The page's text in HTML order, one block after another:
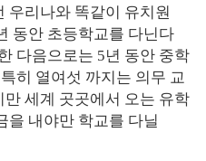
우리나와 똑같이 유치원
동안 초등학교를 다닌다
다음으로는 5년 동안 중학
히 열여섯 까지는 의무 교
세계 곳곳에서 오는 유학
을 내야만 학교를 다닐